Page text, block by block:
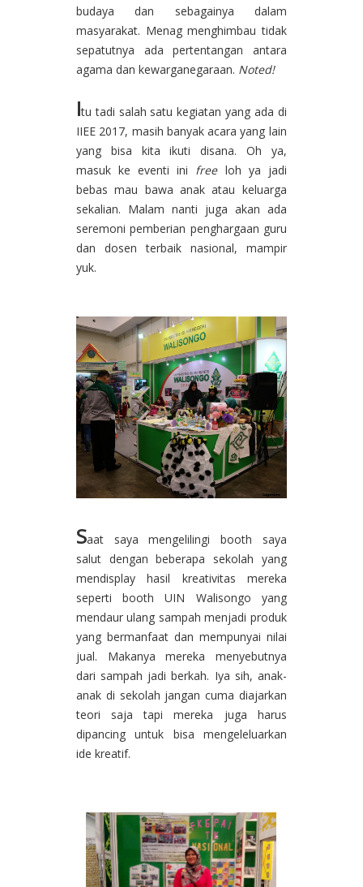
budaya dan sebagainya dalam
masyarakat. Menag menghimbau tidak
sepatutnya ada pertentangan antara
agama dan kewarganegaraan. Noted!
Itu tadi salah satu kegiatan yang ada di
IIEE 2017, masih banyak acara yang lain
yang bisa kita ikuti disana. Oh ya,
masuk ke eventi ini free loh ya jadi
bebas mau bawa anak atau keluarga
sekalian. Malam nanti juga akan ada
seremoni pemberian penghargaan guru
dan dosen terbaik nasional, mampir
yuk.
Saat saya mengelilingi booth saya
salut dengan beberapa sekolah yang
mendisplay hasil kreativitas mereka
seperti booth UIN Walisongo yang
mendaur ulang sampah menjadi produk
yang bermanfaat dan mempunyai nilai
jual. Makanya mereka menyebutnya
dari sampah jadi berkah. Iya sih, anak-
anak di sekolah jangan cuma diajarkan
teori saja tapi mereka juga harus
dipancing untuk bisa mengeleluarkan
ide kreatif.